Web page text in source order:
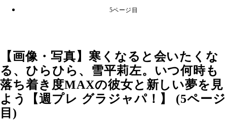
5ページ目
【画像・写真】寒くなると会いたくな
る、ひらひら、雪平莉左。いつ何時も
落ち着き度MAXの彼女と新しい夢を見
よう【週プレ グラジャパ！】 (5ページ
目)